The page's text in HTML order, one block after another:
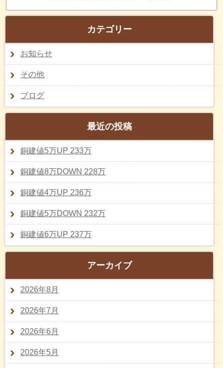
カテゴリー
お知らせ
その他
ブログ
最近の投稿
銅建値5万UP 233万
銅建値8万DOWN 228万
銅建値4万UP 236万
銅建値5万DOWN 232万
銅建値6万UP 237万
アーカイブ
2026年8月
2026年7月
2026年6月
2026年5月